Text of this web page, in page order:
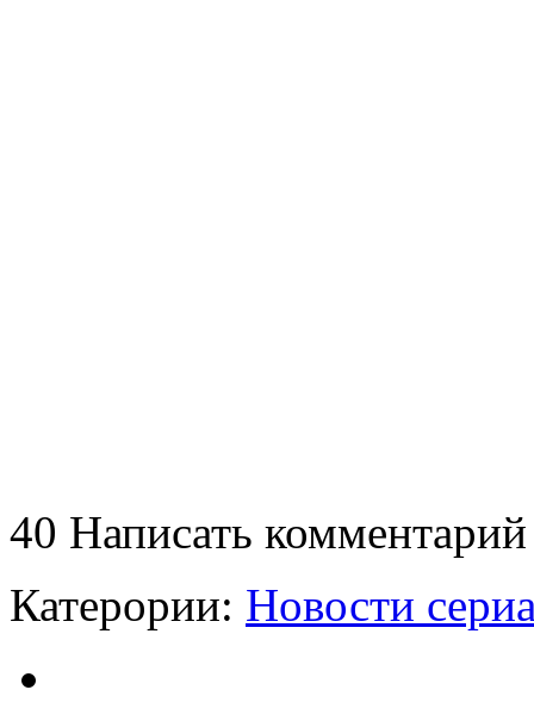
40 Написать комментарий
Катерории: Новости